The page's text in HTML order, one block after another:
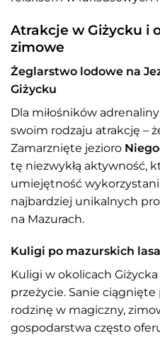
Atrakcje w Giżycku i
zimowe
Żeglarstwo lodowe na
Giżycku
Dla miłośników
swoim rodzaju atrakcję –
Zamarznięte jezioro
tę niezwykłą aktywność,
umiejętność
najbardziej unikalnych
na Mazurach.
Kuligi po mazurskich
Kuligi w okolicach
przeżycie. Sanie ciągnięte
rodzinę w magiczny,
gospodarstwa często